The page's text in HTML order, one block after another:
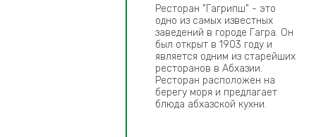
Ресторан "Гагрипш" - это
одно из самых известных
заведений в городе Гагра. Он
был открыт в 1903 году и
является одним из старейших
ресторанов в Абхазии.
Ресторан расположен на
берегу моря и предлагает
блюда абхазской кухни.